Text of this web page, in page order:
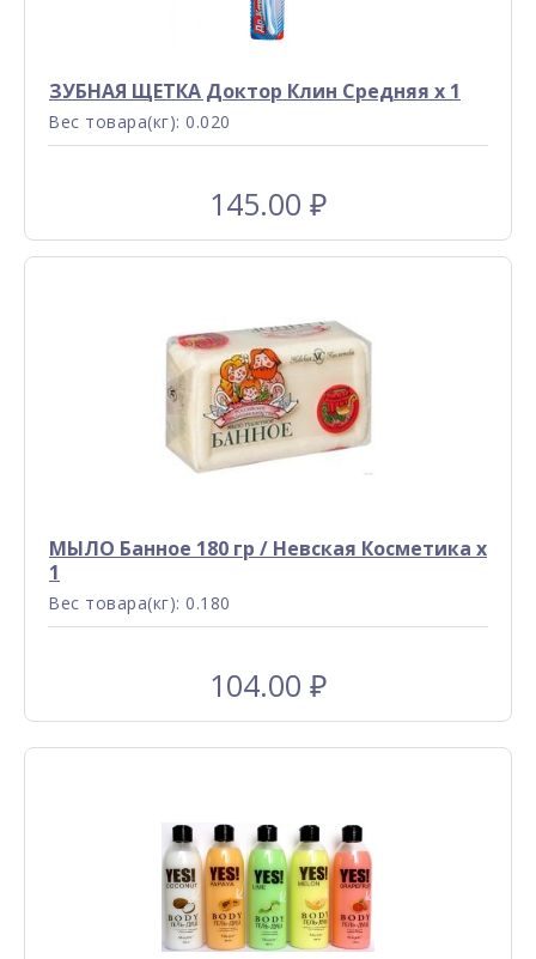
ЗУБНАЯ ЩЕТКА Доктор Клин Средняя x 1
Вес товара(кг): 0.020
145.00 ₽
МЫЛО Банное 180 гр / Невская Косметика x
1
Вес товара(кг): 0.180
104.00 ₽